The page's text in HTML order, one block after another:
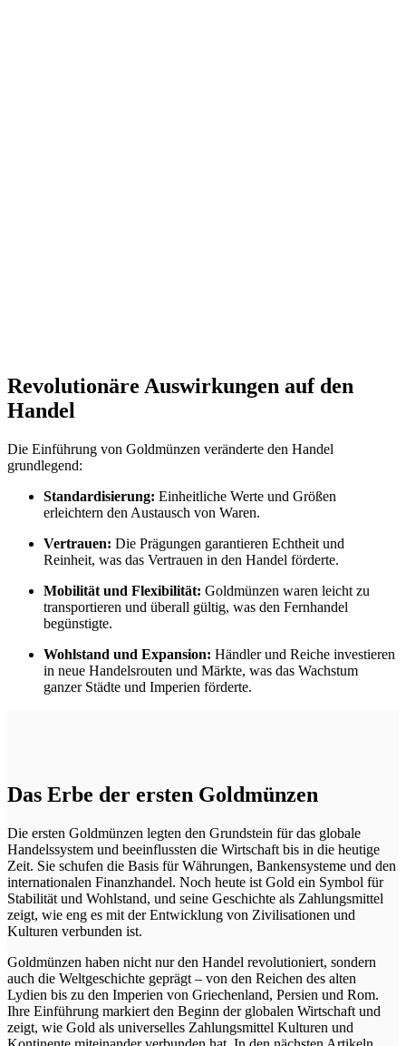
Revolutionäre Auswirkungen auf den
Handel
Die Einführung von Goldmünzen veränderte den Handel
grundlegend:
Standardisierung: Einheitliche Werte und Größen
erleichtern den Austausch von Waren.
Vertrauen: Die Prägungen garantieren Echtheit und
Reinheit, was das Vertrauen in den Handel förderte.
Mobilität und Flexibilität: Goldmünzen waren leicht zu
transportieren und überall gültig, was den Fernhandel
begünstigte.
Wohlstand und Expansion: Händler und Reiche investieren
in neue Handelsrouten und Märkte, was das Wachstum
ganzer Städte und Imperien förderte.
Das Erbe der ersten Goldmünzen
Die ersten Goldmünzen legten den Grundstein für das globale
Handelssystem und beeinflussten die Wirtschaft bis in die heutige
Zeit. Sie schufen die Basis für Währungen, Bankensysteme und den
internationalen Finanzhandel. Noch heute ist Gold ein Symbol für
Stabilität und Wohlstand, und seine Geschichte als Zahlungsmittel
zeigt, wie eng es mit der Entwicklung von Zivilisationen und
Kulturen verbunden ist.
Goldmünzen haben nicht nur den Handel revolutioniert, sondern
auch die Weltgeschichte geprägt – von den Reichen des alten
Lydien bis zu den Imperien von Griechenland, Persien und Rom.
Ihre Einführung markiert den Beginn der globalen Wirtschaft und
zeigt, wie Gold als universelles Zahlungsmittel Kulturen und